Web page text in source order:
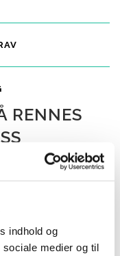
indhold og
medier og til
RENNES